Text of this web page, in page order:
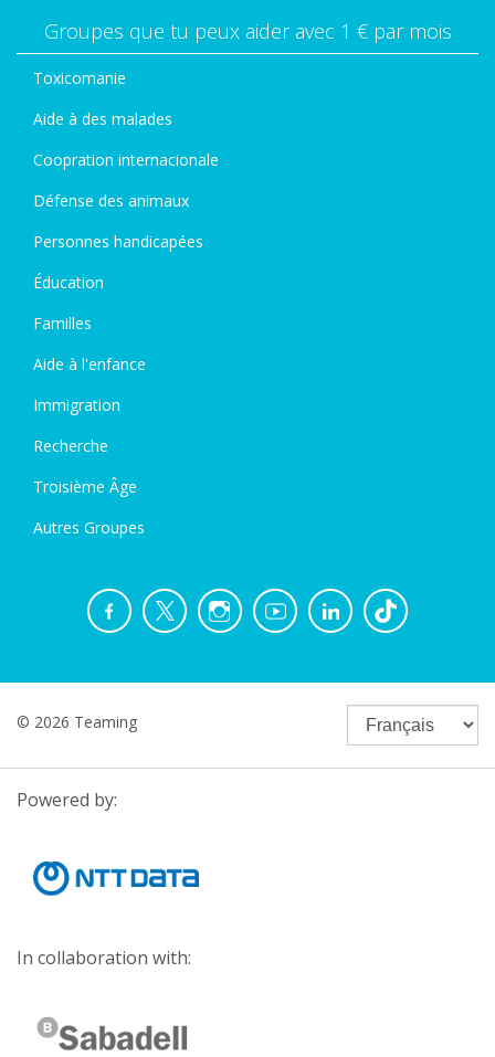
Groupes que tu peux aider avec 1 € par mois
Toxicomanie
Aide à des malades
Coopration internacionale
Défense des animaux
Personnes handicapées
Éducation
Familles
Aide à l'enfance
Immigration
Recherche
Troisième Âge
Autres Groupes
© 2026 Teaming
Powered by:
In collaboration with: